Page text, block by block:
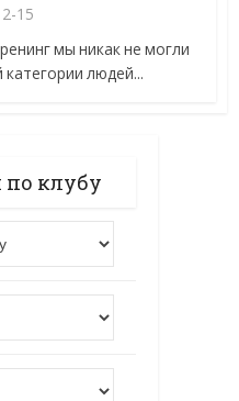
15
мы никак не могли
людей...
клубу